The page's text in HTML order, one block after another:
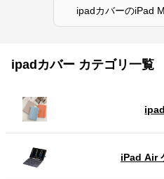
ipadカバーのiPad
ipadカバー カテゴリ一覧
ipad
iPad Air